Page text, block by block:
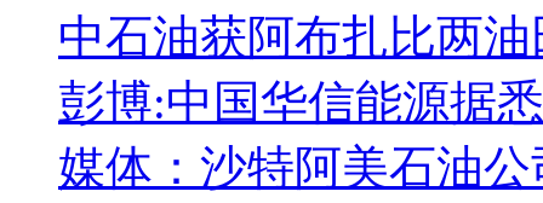
中石油获阿布扎比两
彭博:中国华信能源据
媒体：沙特阿美石油